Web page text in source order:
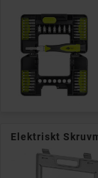
Elektriskt